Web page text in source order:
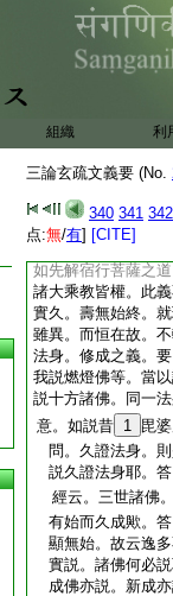
組織 利
三論玄疏文義要 (No.
340 341 342
点:無/有] [CITE]
法性生身者。淨
法性身也
作此喩耳
釋委
成塵數顯無始意也
華玄略述云。然即
之言。過去久成。
其心。何者。大般
又不輕品。釋迦自
如先解宿行菩薩之
諸大乘教皆權。此
實久。壽無始終。
雖異。而恒在故。
法身。修成之義。
我説燃燈佛等。當
説十方諸佛。同一
意。如説昔 1 毘
問。久證法身。
説久證法身耶。
經云。三世諸佛
有始而久成歟。
顯無始。故云逸
實説。諸佛何必
成佛亦説。新成